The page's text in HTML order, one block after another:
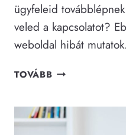
ügyfeleid
veled a kapcsolatot?
weboldal hibát
TOVÁBB GYAKORI